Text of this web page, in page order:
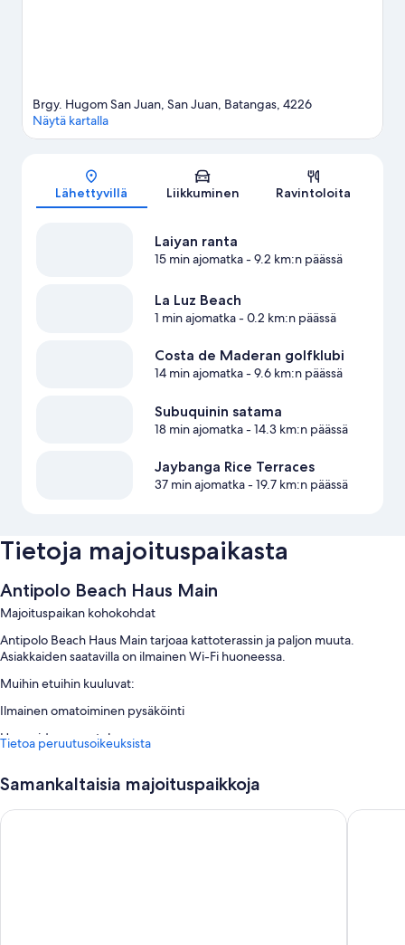
Kartta
Brgy. Hugom San Juan, San Juan, Batangas, 4226
Näytä kartalla
Lähettyvillä Liikkuminen Ravintoloita
Laiyan ranta
15 min ajomatka- 9.2 km:n päässä
La Luz Beach
1 min ajomatka- 0.2 km:n päässä
Costa de Maderan golfklubi
14 min ajomatka- 9.6 km:n päässä
Subuquinin satama
18 min ajomatka- 14.3 km:n päässä
Jaybanga Rice Terraces
37 min ajomatka- 19.7 km:n päässä
Tietoja majoituspaikasta
Antipolo Beach Haus Main
Majoituspaikan kohokohdat
Antipolo Beach Haus Main tarjoaa kattoterassin ja paljon muuta.
Asiakkaiden saatavilla on ilmainen Wi-Fi huoneessa.
Muihin etuihin kuuluvat:
Ilmainen omatoiminen pysäköinti
Huoneiden varustelu
mukavuuksiin ja palveluihin kuuluvat esimerkiksi ilmastointi sekä ilmainen
Muihin palveluihin/mukavuuksiin lukeutuvat:
Tietoa peruutusoikeuksista
Samankaltaisia majoituspaikkoja
Cala Laiya